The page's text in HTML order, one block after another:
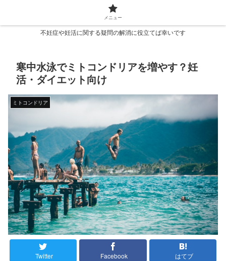
不妊症や妊活に関する疑問の解消に役立てば幸いです
寒中水泳でミトコンドリアを増やす？妊
活・ダイエット向け
ミトコンドリア
Twitter Facebook はてブ
メニュー